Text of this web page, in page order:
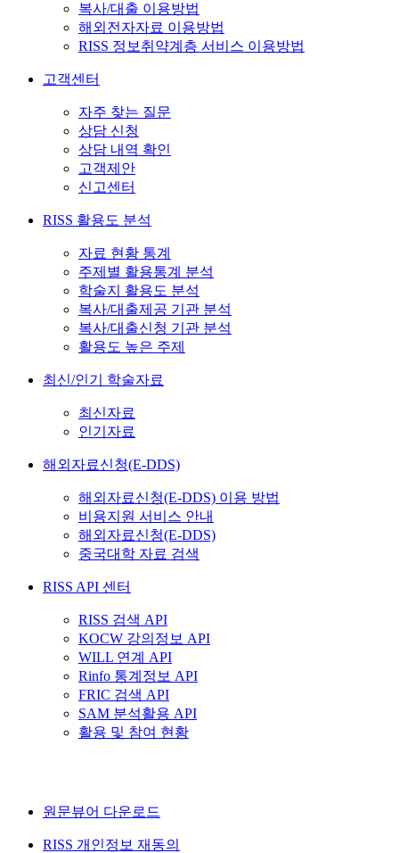
복사/대출 이용방법
해외전자자료 이용방법
RISS 정보취약계층 서비스 이용방법
고객센터
자주 찾는 질문
상담 신청
상담 내역 확인
고객제안
신고센터
RISS 활용도 분석
자료 현황 통계
주제별 활용통계 분석
학술지 활용도 분석
복사/대출제공 기관 분석
복사/대출신청 기관 분석
활용도 높은 주제
최신/인기 학술자료
최신자료
인기자료
해외자료신청(E-DDS)
해외자료신청(E-DDS) 이용 방법
비용지원 서비스 안내
해외자료신청(E-DDS)
중국대학 자료 검색
RISS API 센터
RISS 검색 API
KOCW 강의정보 API
WILL 연계 API
Rinfo 통계정보 API
FRIC 검색 API
SAM 분석활용 API
활용 및 참여 현황
원문뷰어 다운로드
RISS 개인정보 재동의